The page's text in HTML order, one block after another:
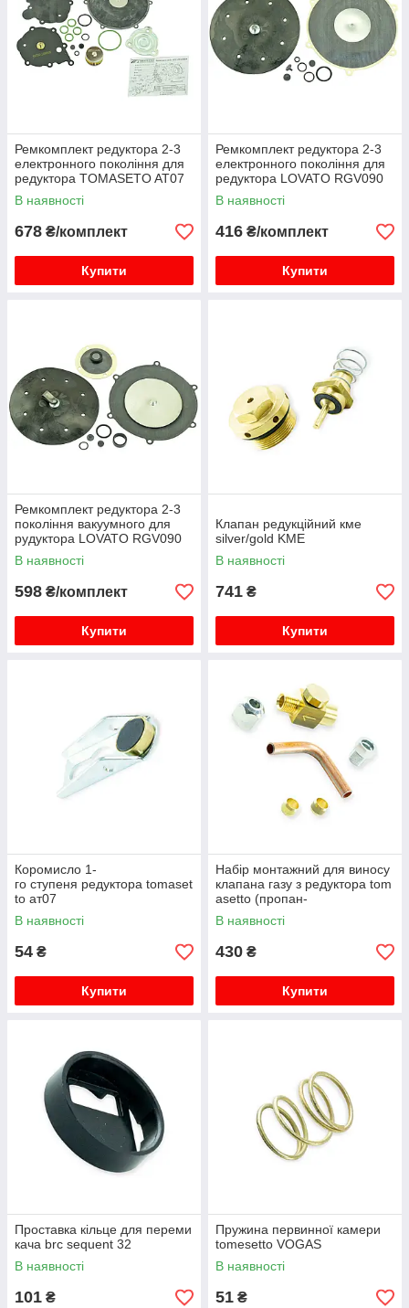
Ремкомплект редуктора 2-3
електронного покоління для
редуктора TOMASETO AT07
повний TOMASETO
В наявності
678 ₴/комплект
Купити
Ремкомплект редуктора 2-3
електронного покоління для
редуктора LOVATO RGV090
LOVATO
В наявності
416 ₴/комплект
Купити
Ремкомплект редуктора 2-3
покоління вакуумного для
рудуктора LOVATO RGV090
LOVATO
В наявності
598 ₴/комплект
Купити
Клапан редукційний кме
silver/gold KME
В наявності
741 ₴
Купити
Коромисло 1-
го ступеня редуктора tomaset
to ат07
В наявності
54 ₴
Купити
Набір монтажний для виносу
клапана газу з редуктора tom
asetto (пропан-
бутан), вхід d8 (термопластик
)В наявності
430 ₴
Купити
Проставка кільце для переми
кача brc sequent 32
В наявності
101 ₴
Пружина первинної камери
tomesetto VOGAS
В наявності
51 ₴